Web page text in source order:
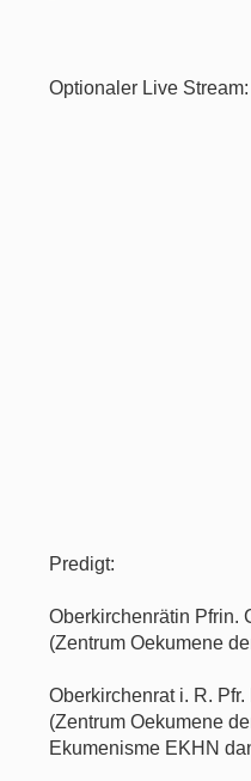
Optionaler Live Stream:
Predigt:
Oberkirchenrätin Pfrin.
(Zentrum Oekumene
Oberkirchenrat i. R.
(Zentrum Oekumene
Ekumenisme EKHN